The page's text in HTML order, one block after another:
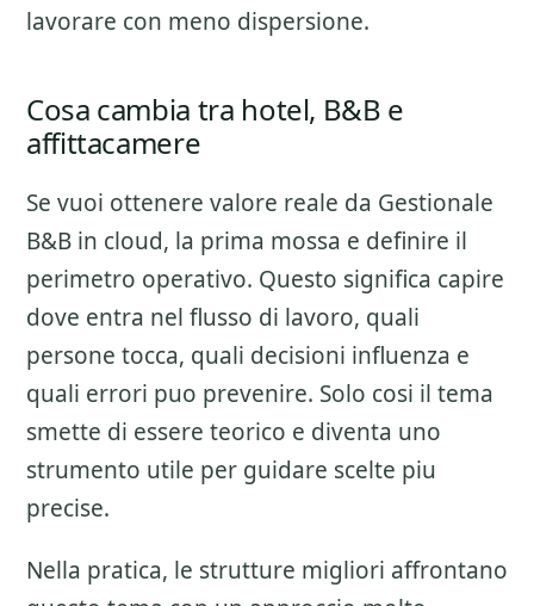
lavorare con meno dispersione.
Cosa cambia tra hotel, B&B e
affittacamere
Se vuoi ottenere valore reale da Gestionale
B&B in cloud, la prima mossa e definire il
perimetro operativo. Questo significa capire
dove entra nel flusso di lavoro, quali
persone tocca, quali decisioni influenza e
quali errori puo prevenire. Solo cosi il tema
smette di essere teorico e diventa uno
strumento utile per guidare scelte piu
precise.
Nella pratica, le strutture migliori affrontano